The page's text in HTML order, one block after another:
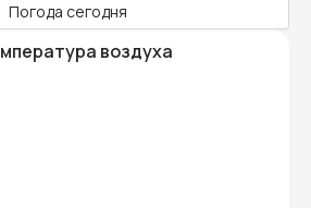
Погода сегодня
воздуха